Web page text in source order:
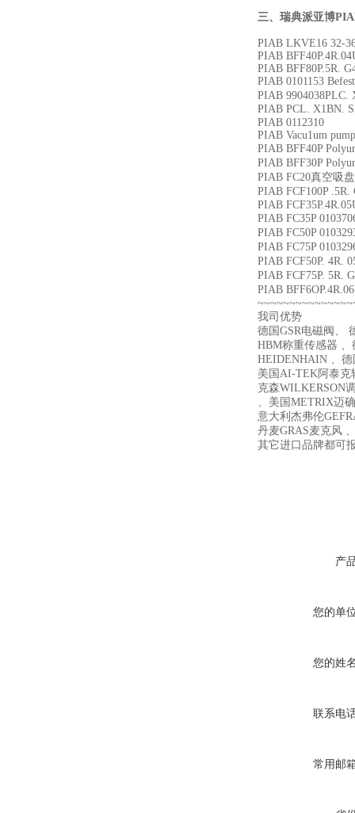
三、 瑞典派亚博
PIAB LKVE16 32-
PIAB
PIAB BFF80P.5R.
PIAB 0101153
PIAB 9904038PLC.
PIAB PCL. X1BN.
PIAB 0112310
PIAB Vacu1um
PIAB BFF40P
PIAB BFF30P
PIAB FC20真空吸盘
PIAB FCF100P
PIAB
PIAB FC35P
PIAB FC50P
PIAB FC75P
PIAB FCF50P. 4R.
PIAB FCF75P. 5R.
PIAB
我司优势
德国GSR电磁阀、
HBM称重传感器
HEIDENHAIN 、德
美国AI-TEK阿泰克
克森WILKERSON
、美国METRIX迈确
意大利杰弗伦
丹麦GRAS麦克风
其它进口品牌都可
产
您的单
您的姓
联系电
常用邮